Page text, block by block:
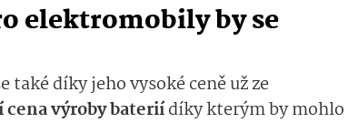
elektromobily by se
díky jeho vysoké ceně už ze
cena výroby bateriídíky kterým by mohlo